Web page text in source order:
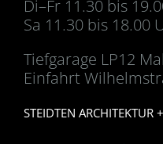
Di–Fr 11.30 bis
Sa 11.30 bis 18.00
Tiefgarage LP12
Einfahrt
STEIDTEN ARCHITEKTUR